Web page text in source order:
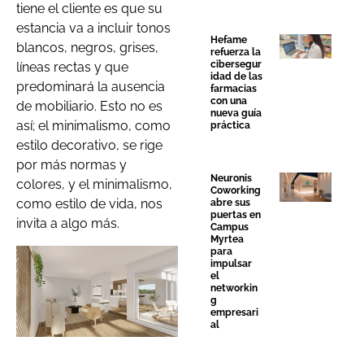
tiene el cliente es que su
estancia va a incluir tonos
blancos, negros, grises,
líneas rectas y que
predominará la ausencia
de mobiliario. Esto no es
así; el minimalismo, como
estilo decorativo, se rige
por más normas y
colores, y el minimalismo,
como estilo de vida, nos
invita a algo más.
Hefame
refuerza la
cibersegur
idad de las
farmacias
con una
nueva guía
práctica
Neuronis
Coworking
abre sus
puertas en
Campus
Myrtea
para
impulsar
el
networkin
g
empresari
al